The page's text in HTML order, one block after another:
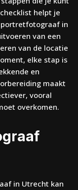
helpt je
in
van een
van de locatie
elke stap is
en
maakt
vooral
overkomen.
in Utrecht kan